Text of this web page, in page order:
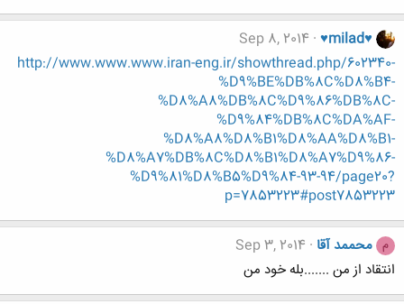
♥milad♥
Sep 8, 2014
http://www.www.www.iran-eng.ir/showthread.php/602340-
%D9%BE%DB%8C%D8%B4-
%D8%A8%DB%8C%D9%86%DB%8C-
%D9%84%DB%8C%DA%AF-
%D8%A8%D8%B1%D8%AA%D8%B1-
%D8%A7%DB%8C%D8%B1%D8%A7%D9%86-
%D9%81%D8%B5%D9%84-93-94/page20?
p=7853223#post7853223
م محممد آقا Sep 3, 2014
انتقاد از من .......بله خود من